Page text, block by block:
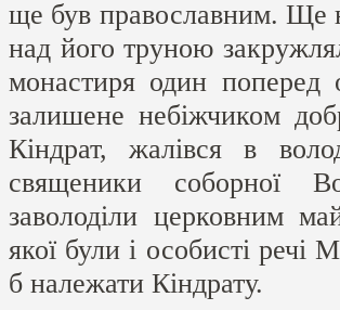
ще був православним. Ще
над його труною
монастиря один поперед
залишене небіжчиком
Кіндрат, жалівся в
священики соборної
заволоділи церковним
якої були і особисті речі
б належати Кіндрату.